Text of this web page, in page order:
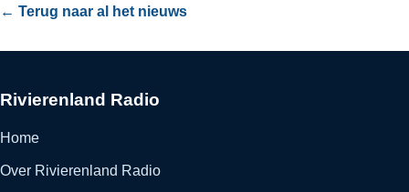
← Terug naar al het nieuws
Rivierenland Radio
Home
Over Rivierenland Radio